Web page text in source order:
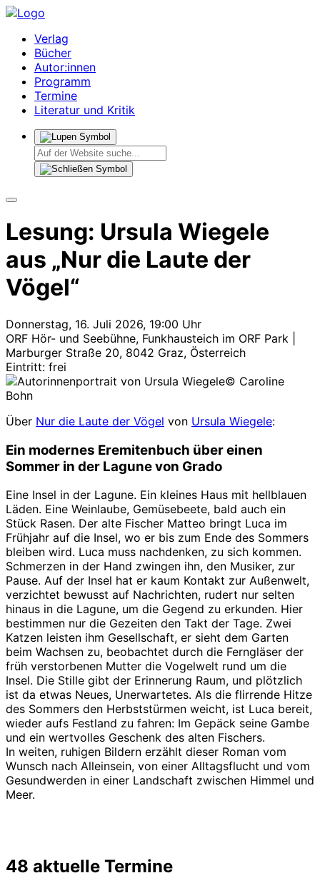
Verlag
Bücher
Autor:innen
Programm
Termine
Literatur und Kritik
Lesung: Ursula Wiegele
aus „Nur die Laute der
Vögel“
Donnerstag, 16. Juli 2026, 19:00 Uhr
ORF Hör- und Seebühne, Funkhausteich im ORF Park |
Marburger Straße 20, 8042 Graz, Österreich
Eintritt: frei
© Caroline
Bohn
Über Nur die Laute der Vögel von Ursula Wiegele:
Ein modernes Eremitenbuch über einen
Sommer in der Lagune von Grado
Eine Insel in der Lagune. Ein kleines Haus mit hellblauen
Läden. Eine Weinlaube, Gemüsebeete, bald auch ein
Stück Rasen. Der alte Fischer Matteo bringt Luca im
Frühjahr auf die Insel, wo er bis zum Ende des Sommers
bleiben wird. Luca muss nachdenken, zu sich kommen.
Schmerzen in der Hand zwingen ihn, den Musiker, zur
Pause. Auf der Insel hat er kaum Kontakt zur Außenwelt,
verzichtet bewusst auf Nachrichten, rudert nur selten
hinaus in die Lagune, um die Gegend zu erkunden. Hier
bestimmen nur die Gezeiten den Takt der Tage. Zwei
Katzen leisten ihm Gesellschaft, er sieht dem Garten
beim Wachsen zu, beobachtet durch die Ferngläser der
früh verstorbenen Mutter die Vogelwelt rund um die
Insel. Die Stille gibt der Erinnerung Raum, und plötzlich
ist da etwas Neues, Unerwartetes. Als die flirrende Hitze
des Sommers den Herbststürmen weicht, ist Luca bereit,
wieder aufs Festland zu fahren: Im Gepäck seine Gambe
und ein wertvolles Geschenk des alten Fischers.
In weiten, ruhigen Bildern erzählt dieser Roman vom
Wunsch nach Alleinsein, von einer Alltagsflucht und vom
Gesundwerden in einer Landschaft zwischen Himmel und
Meer.
48 aktuelle Termine